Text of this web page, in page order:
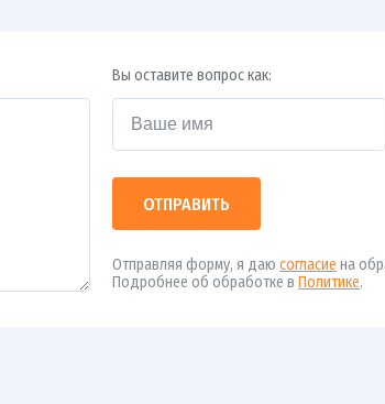
Вы оставите вопрос как:
ОТПРАВИТЬ
Отправляя форму, я даю согласие на
Подробнее об обработке в Политике.